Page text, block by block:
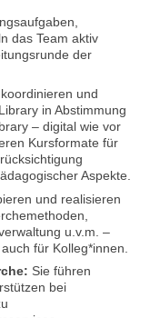
das Team aktiv
der
und
in Abstimmung
– digital wie vor
Kursformate für
Aspekte.
und realisieren
u.v.m. –
für Kolleg*innen.
Sie führen
bei